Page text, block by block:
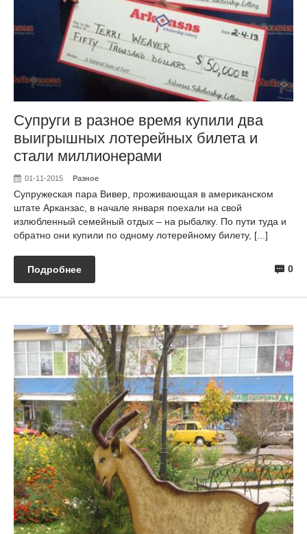
Супруги в разное время купили два
выигрышных лотерейных билета и
стали миллионерами
01-11-2015 Разное
Супружеская пара Вивер, проживающая в американском
штате Арканзас, в начале января поехали на свой
излюбленный семейный отдых – на рыбалку. По пути туда и
обратно они купили по одному лотерейному билету, [...]
0
Подробнее